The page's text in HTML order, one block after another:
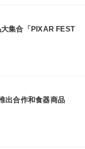
集合「PIXAR FEST
出合作和食器商品